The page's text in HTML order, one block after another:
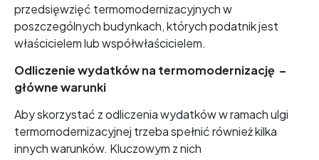
przedsięwzięć termomodernizacyjnych w
poszczególnych budynkach, których podatnik jest
właścicielem lub współwłaścicielem.
Odliczenie wydatków na termomodernizację –
główne warunki
Aby skorzystać z odliczenia wydatków w ramach ulgi
termomodernizacyjnej trzeba spełnić również kilka
innych warunków. Kluczowym z nich